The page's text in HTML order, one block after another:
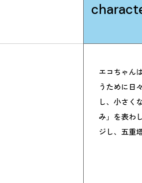
エコちゃん
うために日
し、小さく
み」を表わ
ジし、五重